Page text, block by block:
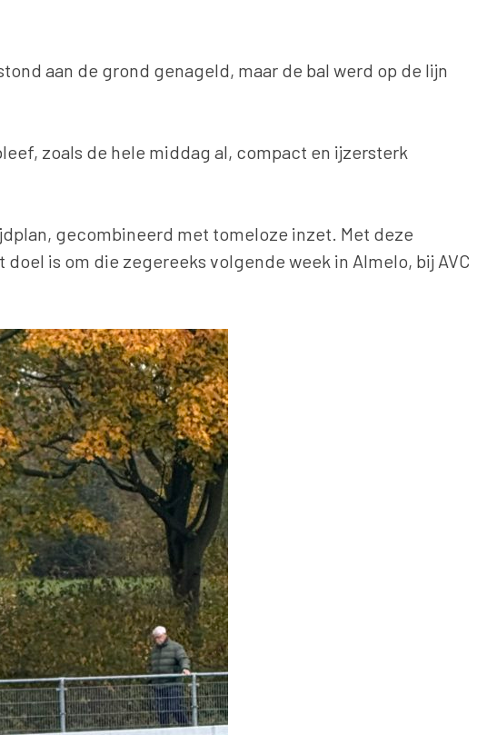
aan de grond genageld, maar de bal werd op de lijn
zoals de hele middag al, compact en ijzersterk
gecombineerd met tomeloze inzet. Met deze
is om die zegereeks volgende week in Almelo, bij AVC